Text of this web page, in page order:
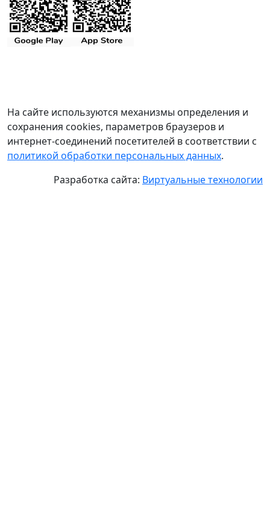
На сайте используются механизмы определения и
сохранения cookies, параметров браузеров и
интернет-соединений посетителей в соответствии с
политикой обработки персональных данных.
Разработка сайта: Виртуальные технологии